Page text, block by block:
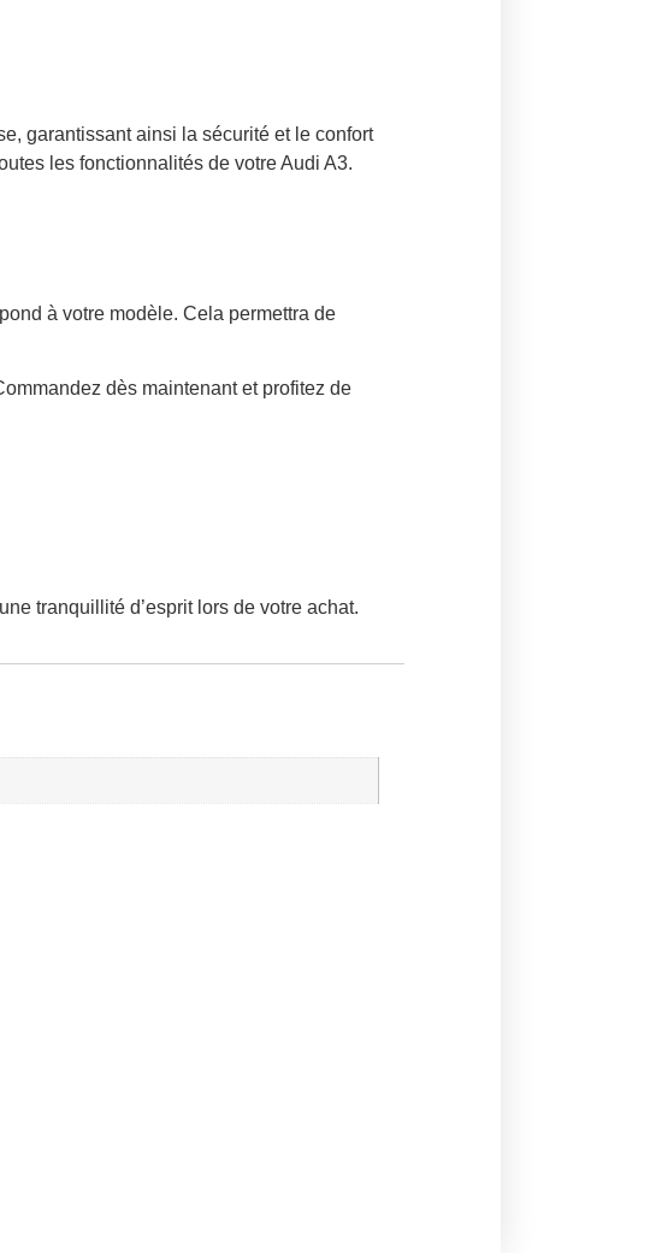
garantissant ainsi la sécurité et le confort
les fonctionnalités de votre Audi A3.
à votre modèle. Cela permettra de
dès maintenant et profitez de
tranquillité d’esprit lors de votre achat.